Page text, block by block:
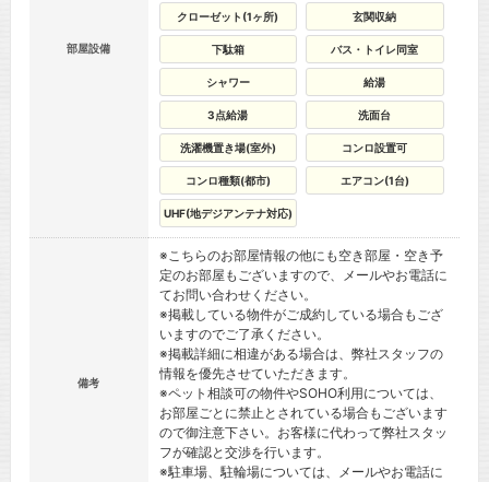
部屋設備
クローゼット(1ヶ所) 玄関収納
下駄箱 バス・トイレ同室
シャワー 給湯
3点給湯 洗面台
洗濯機置き場(室外) コンロ設置可
コンロ種類(都市) エアコン(1台)
UHF(地デジアンテナ対応)
備考
※こちらのお部屋情報の他にも空き部屋・空き予
定のお部屋もございますので、メールやお電話に
てお問い合わせください。
※掲載している物件がご成約している場合もござ
いますのでご了承ください。
※掲載詳細に相違がある場合は、弊社スタッフの
情報を優先させていただきます。
※ペット相談可の物件やSOHO利用については、
お部屋ごとに禁止とされている場合もございます
ので御注意下さい。お客様に代わって弊社スタッ
フが確認と交渉を行います。
※駐車場、駐輪場については、メールやお電話に